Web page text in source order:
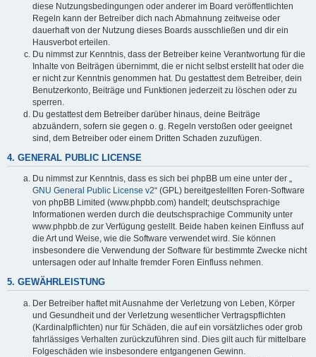
diese Nutzungsbedingungen oder anderer im Board veröffentlichten
Regeln kann der Betreiber dich nach Abmahnung zeitweise oder
dauerhaft von der Nutzung dieses Boards ausschließen und dir ein
Hausverbot erteilen.
Du nimmst zur Kenntnis, dass der Betreiber keine Verantwortung für die
Inhalte von Beiträgen übernimmt, die er nicht selbst erstellt hat oder die
er nicht zur Kenntnis genommen hat. Du gestattest dem Betreiber, dein
Benutzerkonto, Beiträge und Funktionen jederzeit zu löschen oder zu
sperren.
Du gestattest dem Betreiber darüber hinaus, deine Beiträge
abzuändern, sofern sie gegen o. g. Regeln verstoßen oder geeignet
sind, dem Betreiber oder einem Dritten Schaden zuzufügen.
4. GENERAL PUBLIC LICENSE
Du nimmst zur Kenntnis, dass es sich bei phpBB um eine unter der „
GNU General Public License v2“ (GPL) bereitgestellten Foren-Software
von phpBB Limited (www.phpbb.com) handelt; deutschsprachige
Informationen werden durch die deutschsprachige Community unter
www.phpbb.de zur Verfügung gestellt. Beide haben keinen Einfluss auf
die Art und Weise, wie die Software verwendet wird. Sie können
insbesondere die Verwendung der Software für bestimmte Zwecke nicht
untersagen oder auf Inhalte fremder Foren Einfluss nehmen.
5. GEWÄHRLEISTUNG
Der Betreiber haftet mit Ausnahme der Verletzung von Leben, Körper
und Gesundheit und der Verletzung wesentlicher Vertragspflichten
(Kardinalpflichten) nur für Schäden, die auf ein vorsätzliches oder grob
fahrlässiges Verhalten zurückzuführen sind. Dies gilt auch für mittelbare
Folgeschäden wie insbesondere entgangenen Gewinn.